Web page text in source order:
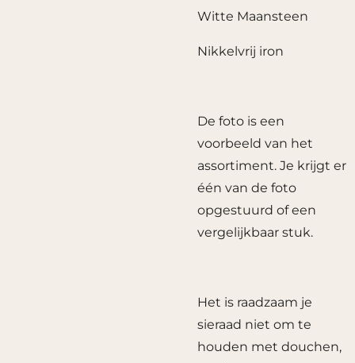
Witte Maansteen
Nikkelvrij iron
De foto is een
voorbeeld van het
assortiment. Je krijgt er
één van de foto
opgestuurd of een
vergelijkbaar stuk.
Het is raadzaam je
sieraad niet om te
houden met douchen,